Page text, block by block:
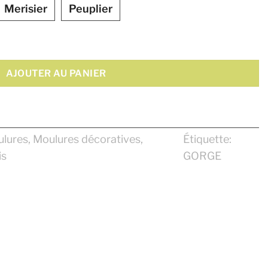
Merisier Peuplier
AJOUTER AU PANIER
, Moulures décoratives,
Étiquette:
GORGE